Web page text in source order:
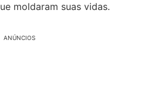
moldaram suas vidas.
ANÚNCIOS